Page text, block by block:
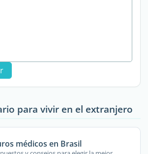
para vivir en el extranjero
médicos en Brasil